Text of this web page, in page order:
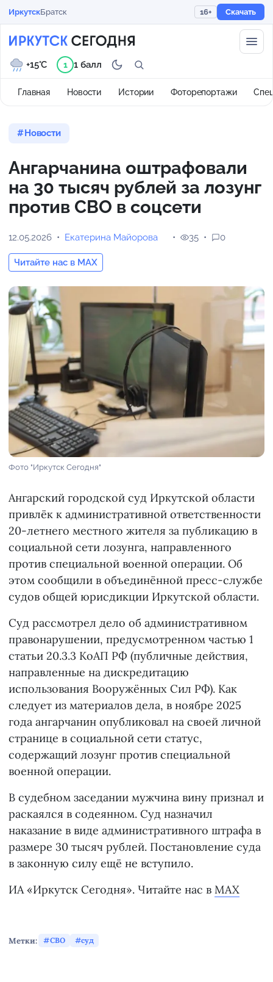
ИркутскБратск 16+ Скачать
Главная Новости Истории Фоторепортажи
+15°C 1 1 балл
Новости
Ангарчанина оштрафовали
на 30 тысяч рублей за лозунг
против СВО в соцсети
12.05.2026 Екатерина Майорова
Читайте нас в MAX
35 0
Фото "Иркутск Сегодня"
Ангарский городской суд Иркутской области
привлёк к административной ответственности
20-летнего местного жителя за публикацию в
социальной сети лозунга, направленного
против специальной военной операции. Об
этом сообщили в объединённой пресс-службе
судов общей юрисдикции Иркутской области.
Суд рассмотрел дело об административном
правонарушении, предусмотренном частью 1
статьи 20.3.3 КоАП РФ (публичные действия,
направленные на дискредитацию
использования Вооружённых Сил РФ). Как
следует из материалов дела, в ноябре 2025
года ангарчанин опубликовал на своей личной
странице в социальной сети статус,
содержащий лозунг против специальной
военной операции.
В судебном заседании мужчина вину признал и
раскаялся в содеянном. Суд назначил
наказание в виде административного штрафа в
размере 30 тысяч рублей. Постановление суда
в законную силу ещё не вступило.
ИА «Иркутск Сегодня». Читайте нас в MAX
Метки: СВО суд